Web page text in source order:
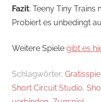
Fazit: Teeny Tiny Trains
Probiert es unbedingt
Weitere Spiele gibt es
Schlagwörter:
Short Circuit Studio,